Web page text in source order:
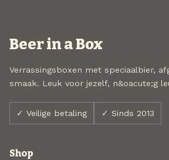
Beer in a Box
Verrassingsboxen met speciaalbier,
smaak. Leuk voor jezelf, n&oacute;g
✓ Veilige betaling ✓ Sinds 2013
Shop